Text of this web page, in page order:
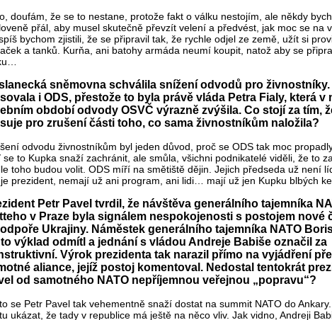
doufám, že se to nestane, protože fakt o válku nestojím, ale někdy
přál, aby musel skutečně převzít velení a předvést, jak moc se na
bychom zjistili, že se připravil tak, že rychle odjel ze země, užít si
a tanků. Kurňa, ani batohy armáda neumí koupit, natož aby se
sněmovna schválila snížení odvodů pro
i ODS, přestože to byla právě vláda Petra Fialy, která v
období odvody OSVČ výrazně zvýšila. Co stojí za tím,
pro zrušení části toho, co sama živnostníkům naložila?
odvodu živnostníkům byl jeden důvod, proč se ODS tak moc
se to Kupka snaží zachránit, ale smůla, všichni podnikatelé viděli, že to
toho budou volit. ODS míří na smětiště dějin. Jejich předseda už není
prezident, nemají už ani program, ani lidi… mají už jen Kupku blbých
Petr Pavel tvrdil, že návštěva generálního tajemníka
v Praze byla signálem nespokojenosti s postojem nové
Ukrajiny. Náměstek generálního tajemníka NATO
výklad odmítl a jednání s vládou Andreje Babiše označil za
Výrok prezidenta tak narazil přímo na vyjádření
aliance, jejíž postoj komentoval. Nedostal tentokrát
od samotného NATO nepříjemnou veřejnou „popravu“?
se Petr Pavel tak vehementně snaží dostat na summit NATO do
ukázat, že tady v republice má ještě na něco vliv. Jak vidno, Andreji